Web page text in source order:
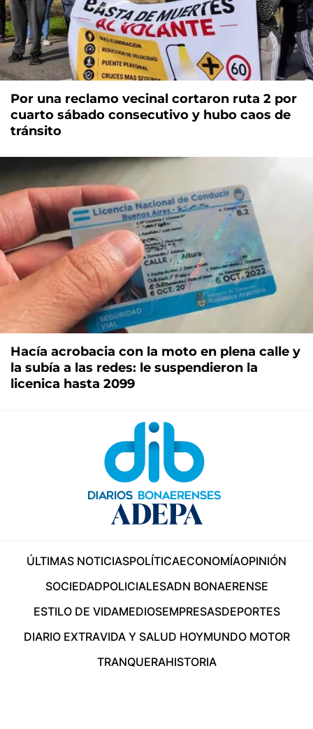
Por una reclamo vecinal cortaron ruta 2 por
cuarto sábado consecutivo y hubo caos de
tránsito
Hacía acrobacia con la moto en plena calle y
la subía a las redes: le suspendieron la
licenica hasta 2099
ÚLTIMAS NOTICIASPOLÍTICAECONOMÍAOPINIÓN
SOCIEDADPOLICIALESADN BONAERENSE
ESTILO DE VIDAMEDIOSEMPRESASDEPORTES
DIARIO EXTRAVIDA Y SALUD HOYMUNDO MOTOR
TRANQUERAHISTORIA